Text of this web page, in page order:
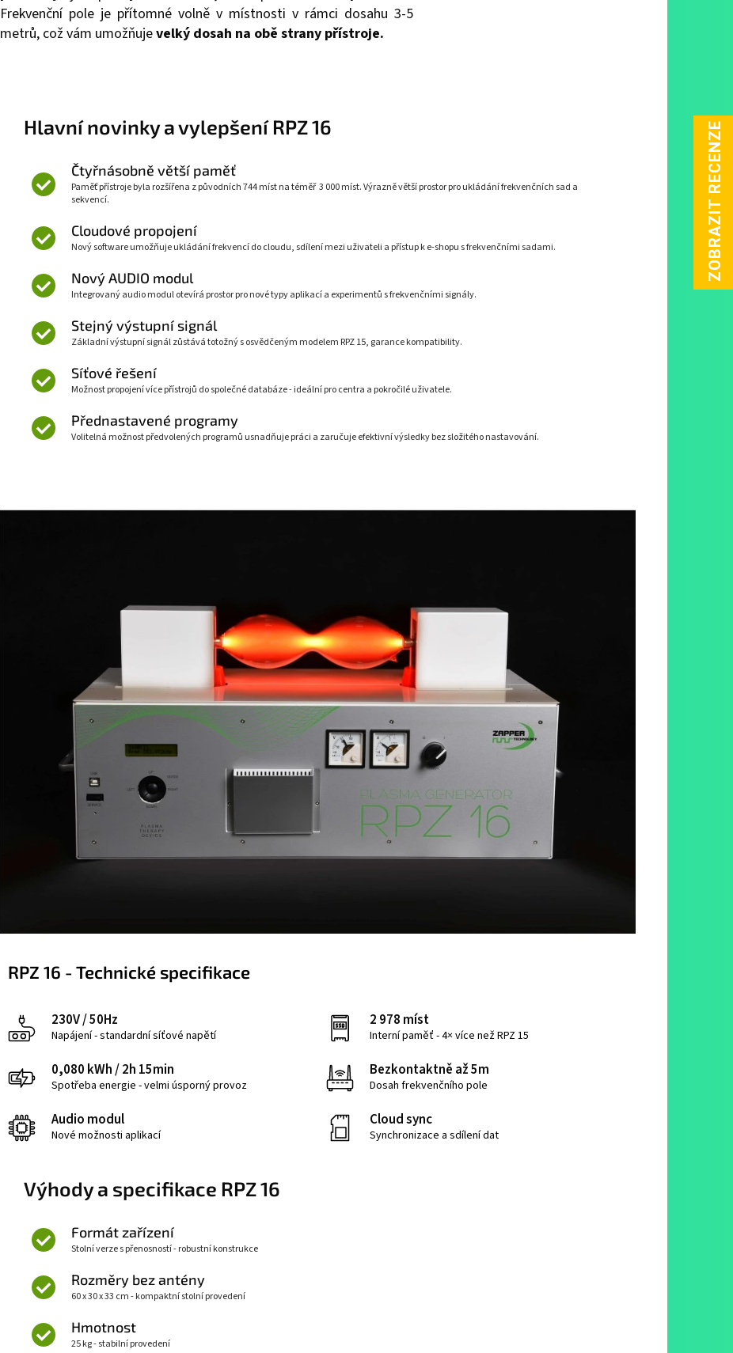
Frekvenční pole je přítomné volně v místnosti v rámci dosahu 3-5
metrů, což vám umožňujevelký dosah na obě strany přístroje.
Hlavní novinky a vylepšení RPZ 16
Čtyřnásobně větší paměť
Paměť přístroje byla rozšířena z původních 744 míst na téměř 3 000 míst. Výrazně větší prostor pro ukládání frekvenčních sad a
sekvencí.
Cloudové propojení
Nový software umožňuje ukládání frekvencí do cloudu, sdílení mezi uživateli a přístup k e-shopu s frekvenčními sadami.
Nový AUDIO modul
Integrovaný audio modul otevírá prostor pro nové typy aplikací a experimentů s frekvenčními signály.
Stejný výstupní signál
Základní výstupní signál zůstává totožný s osvědčeným modelem RPZ 15, garance kompatibility.
Síťové řešení
Možnost propojení více přístrojů do společné databáze - ideální pro centra a pokročilé uživatele.
Přednastavené programy
Volitelná možnost předvolených programů usnadňuje práci a zaručuje efektivní výsledky bez složitého nastavování.
RPZ 16 - Technické specifikace
230V / 50Hz
Napájení - standardní síťové napětí
2 978 míst
Interní paměť - 4× více než RPZ 15
0,080 kWh / 2h 15min
Spotřeba energie - velmi úsporný provoz
Bezkontaktně až 5m
Dosah frekvenčního pole
Audio modul
Nové možnosti aplikací
Cloud sync
Synchronizace a sdílení dat
Výhody a specifikace RPZ 16
Formát zařízení
Stolní verze s přenosností - robustní konstrukce
Rozměry bez antény
60 x 30 x 33 cm - kompaktní stolní provedení
Hmotnost
25 kg - stabilní provedení